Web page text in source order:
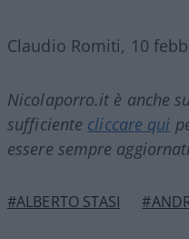
Claudio Romiti, 10
Nicolaporro.it è anche
sufficiente cliccare qui
essere sempre
#ALBERTO STASI